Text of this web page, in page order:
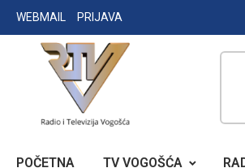
Skip
to
WEBMAIL PRIJAVA
RADIO TELEVIZIJA VOGOŠĆA
POČETNA TV VOGOŠĆA